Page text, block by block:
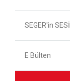
SEGER'in SESİ
E Bülten